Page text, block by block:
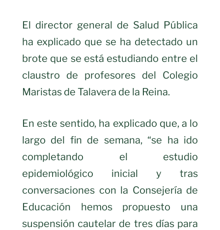
El director general de Salud Pública
ha explicado que se ha detectado un
brote que se está estudiando entre el
claustro de profesores del Colegio
Maristas de Talavera de la Reina.
En este sentido, ha explicado que, a lo
largo del fin de semana, “se ha ido
completando el estudio
epidemiológico inicial y tras
conversaciones con la Consejería de
Educación hemos propuesto una
suspensión cautelar de tres días para